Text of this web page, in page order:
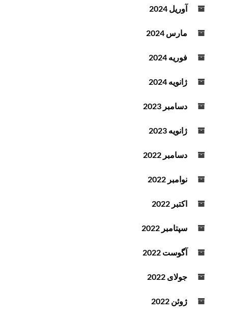
آوریل 2024
مارس 2024
فوریه 2024
ژانویه 2024
دسامبر 2023
ژانویه 2023
دسامبر 2022
نوامبر 2022
اکتبر 2022
سپتامبر 2022
آگوست 2022
جولای 2022
ژوئن 2022